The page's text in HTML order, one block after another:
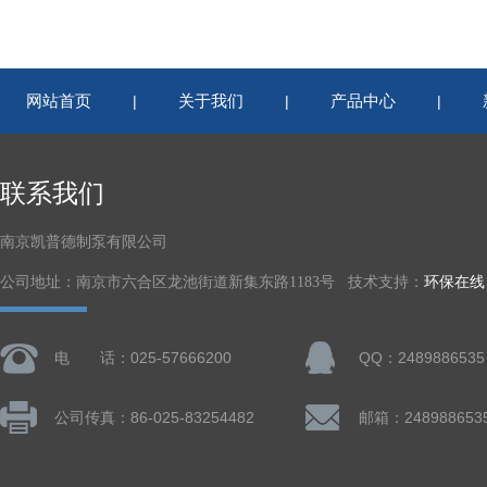
网站首页 | 关于我们 | 产品中心 |
联系我们
南京凯普德制泵有限公司
公司地址：南京市六合区龙池街道新集东路1183号 技术支持： 环保在线
电 话：025-57666200 QQ：2489886535
公司传真：86-025-83254482 邮箱：